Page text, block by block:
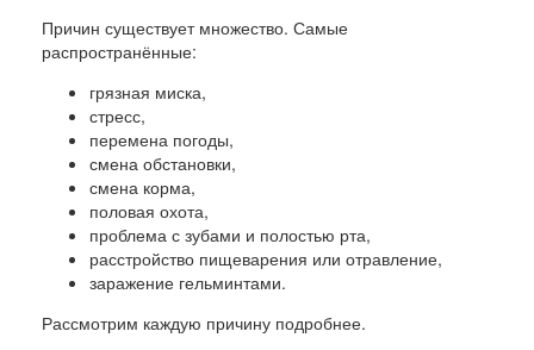
Причин существует множество. Самые
распространённые:
грязная миска,
стресс,
перемена погоды,
смена обстановки,
смена корма,
половая охота,
проблема с зубами и полостью рта,
расстройство пищеварения или отравление,
заражение гельминтами.
Рассмотрим каждую причину подробнее.